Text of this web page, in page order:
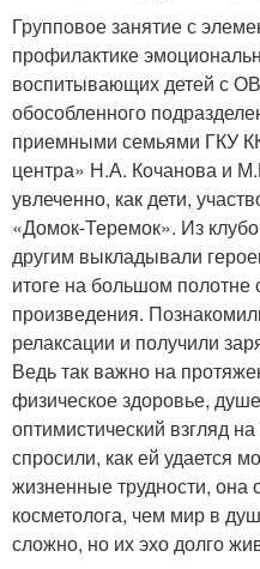
Групповое занятие с
профилактике
воспитывающих детей с
обособленного
приемными семьями ГКУ
центра» Н.А. Кочанова и
увлеченно, как дети,
«Домок-Теремок». Из
другим выкладывали
итоге на большом полотне
произведения.
релаксации и получили
Ведь так важно на
физическое здоровье,
оптимистический взгляд
спросили, как ей удается
жизненные трудности, она
косметолога, чем мир в
сложно, но их эхо долго